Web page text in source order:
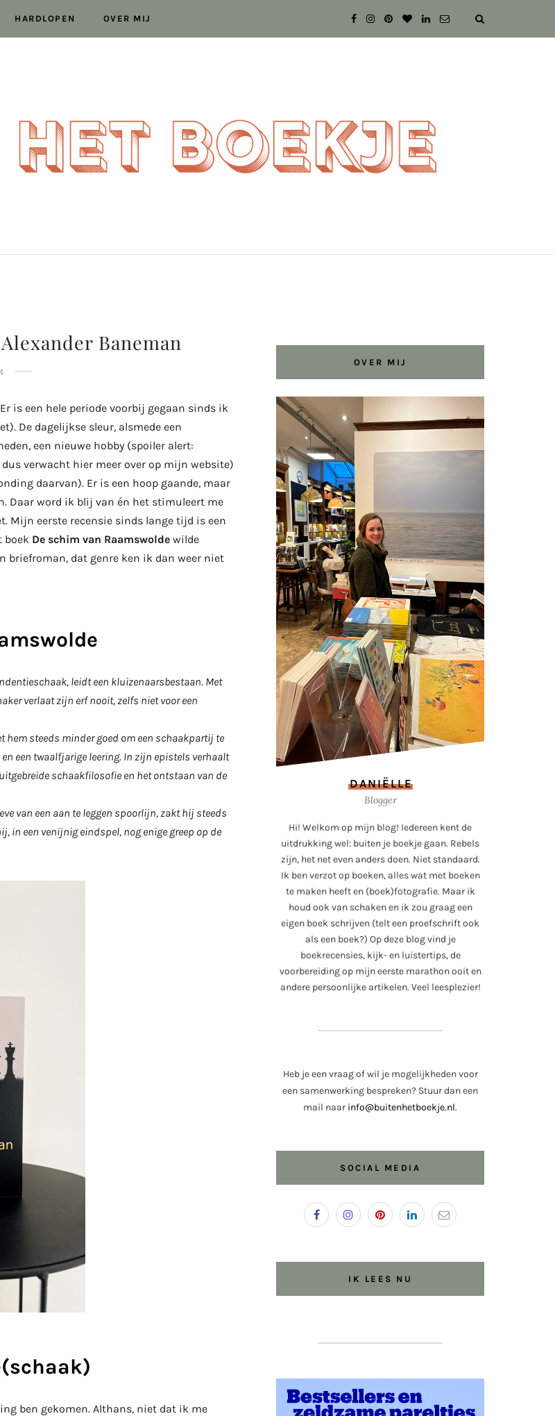
HARDLOPEN OVER MIJ
Baneman
is een hele periode voorbij gegaan sinds ik
De dagelijkse sleur, alsmede een
een nieuwe hobby (spoiler alert:
verwacht hier meer over op mijn website)
daarvan). Er is een hoop gaande, maar
Daar word ik blij van én het stimuleert me
Mijn eerste recensie sinds lange tijd is een
boek De schim van Raamswolde wilde
briefroman, dat genre ken ik dan weer niet
leidt een kluizenaarsbestaan. Met
verlaat zijn erf nooit, zelfs niet voor een
hem steeds minder goed om een schaakpartij te
een twaalfjarige leering. In zijn epistels verhaalt
schaakfilosofie en het ontstaan van de
van een aan te leggen spoorlijn, zakt hij steeds
in een venijnig eindspel, nog enige greep op de
ben gekomen. Althans, niet dat ik me
OVER MIJ
DANIËLLE
Blogger
Hi! Welkom op mijn blog! Iedereen kent de
uitdrukking wel: buiten je boekje gaan. Rebels
zijn, het net even anders doen. Niet standaard.
Ik ben verzot op boeken, alles wat met boeken
te maken heeft en (boek)fotografie. Maar ik
houd ook van schaken en ik zou graag een
eigen boek schrijven (telt een proefschrift ook
als een boek?) Op deze blog vind je
boekrecensies, kijk- en luistertips, de
voorbereiding op mijn eerste marathon ooit en
andere persoonlijke artikelen. Veel leesplezier!
Heb je een vraag of wil je mogelijkheden voor
een samenwerking bespreken? Stuur dan een
mail naar info@buitenhetboekje.nl.
SOCIAL MEDIA
IK LEES NU